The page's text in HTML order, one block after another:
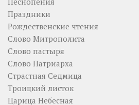
Праздники
Рождественские чтения
Слово Митрополита
Слово пастыря
Слово Патриарха
Страстная Седмица
Троицкий листок
Царица Небесная